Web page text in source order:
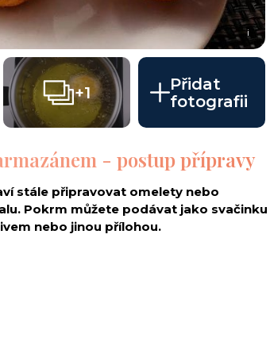
i
+1
Přidat
fotografii
- postup přípravy
stále připravovat omelety nebo
Pokrm můžete podávat jako svačinku
nebo jinou přílohou.